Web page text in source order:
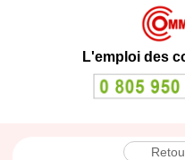
L'emploi des